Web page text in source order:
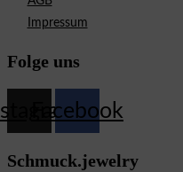
Impressum
Folge uns
Facebook
Schmuck.jewelry